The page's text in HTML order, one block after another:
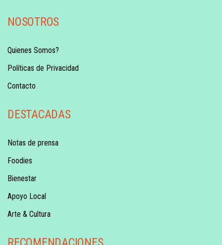
NOSOTROS
Quienes Somos?
Políticas de Privacidad
Contacto
DESTACADAS
Notas de prensa
Foodies
Bienestar
Apoyo Local
Arte & Cultura